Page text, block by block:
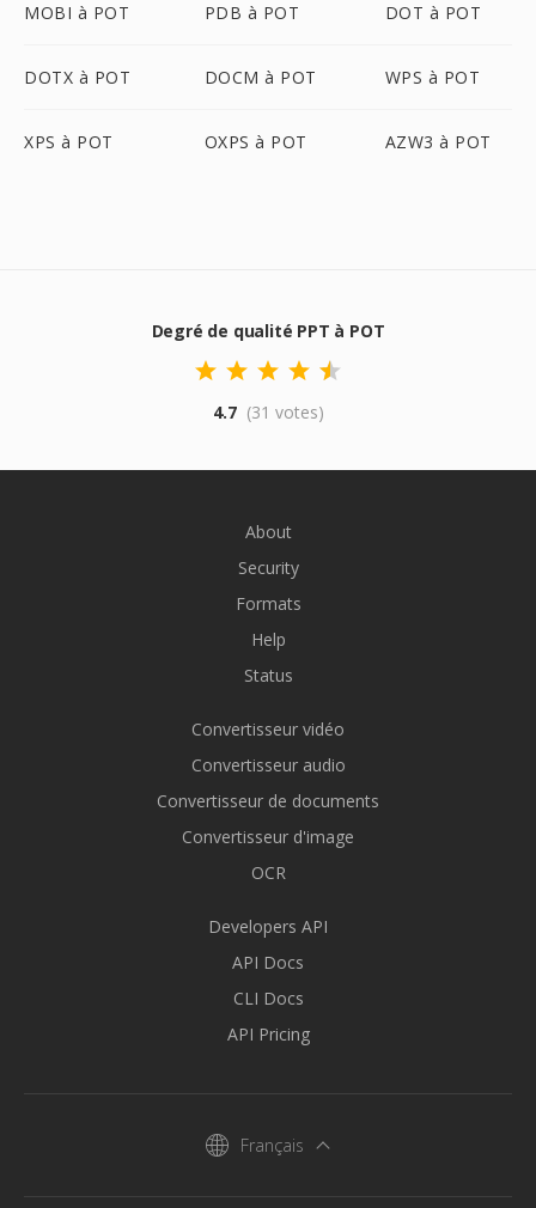
MOBI à POT PDB à POT DOT à POT
DOTX à POT DOCM à POT WPS à POT
XPS à POT OXPS à POT AZW3 à POT
Degré de qualité PPT à POT
4.7 (31 votes)
About
Security
Formats
Help
Status
Convertisseur vidéo
Convertisseur audio
Convertisseur de documents
Convertisseur d'image
OCR
Developers API
API Docs
CLI Docs
API Pricing
Français